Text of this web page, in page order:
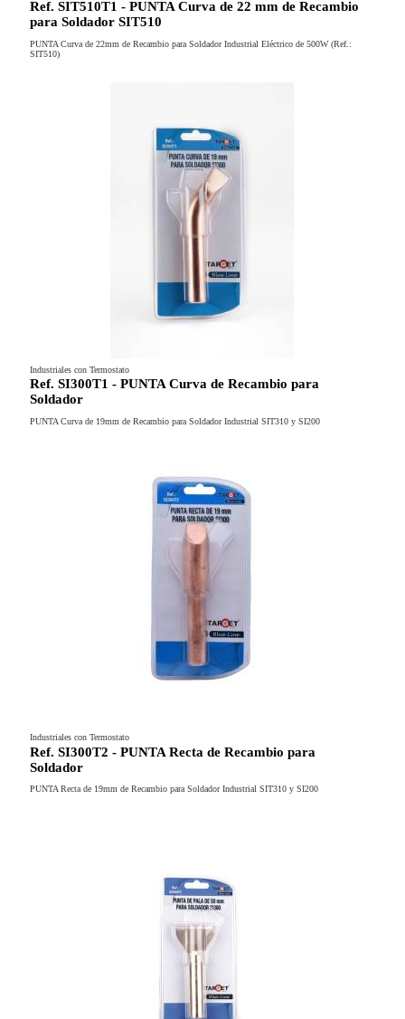
Ref. SIT510T1 - PUNTA Curva de 22 mm de Recambio
para Soldador SIT510
PUNTA Curva de 22mm de Recambio para Soldador Industrial Eléctrico de 500W (Ref.:
SIT510)
Industriales con Termostato
Ref. SI300T1 - PUNTA Curva de Recambio para
Soldador
PUNTA Curva de 19mm de Recambio para Soldador Industrial SIT310 y SI200
Industriales con Termostato
Ref. SI300T2 - PUNTA Recta de Recambio para
Soldador
PUNTA Recta de 19mm de Recambio para Soldador Industrial SIT310 y SI200